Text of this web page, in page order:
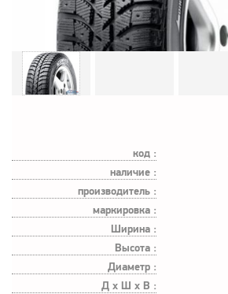
код :
наличие :
производитель :
маркировка :
Ширина :
Высота :
Диаметр :
Д х Ш х В :